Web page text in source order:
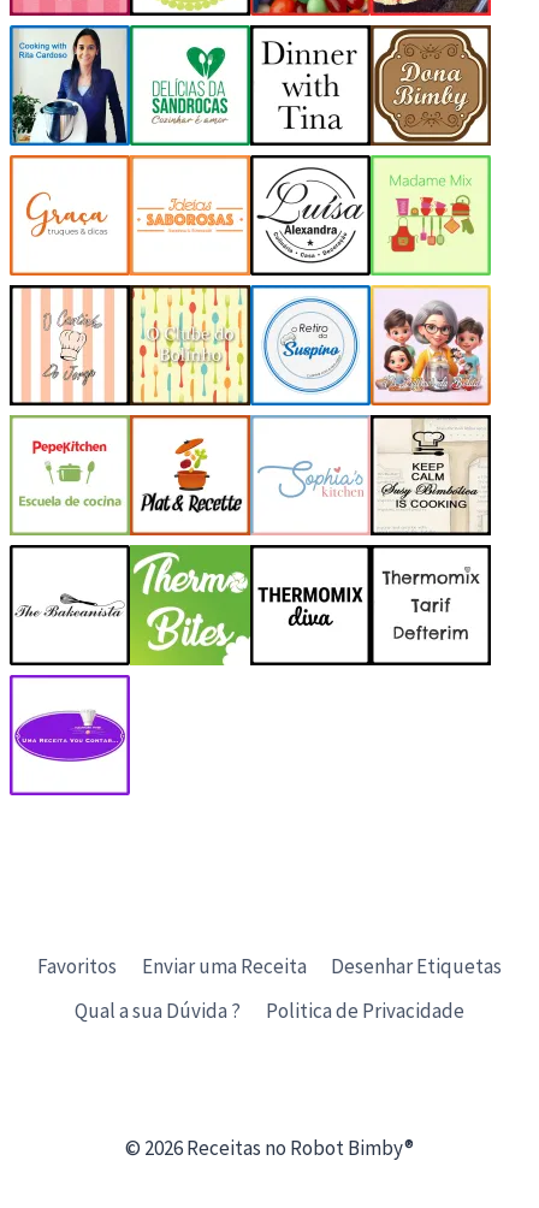
Favoritos Enviar uma Receita
Desenhar Etiquetas
Qual a sua Dúvida ?
Politica de Privacidade
© 2026 Receitas no Robot Bimby®